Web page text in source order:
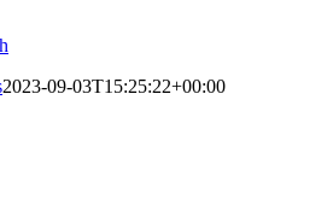
2023-09-03T15:25:22+00:00